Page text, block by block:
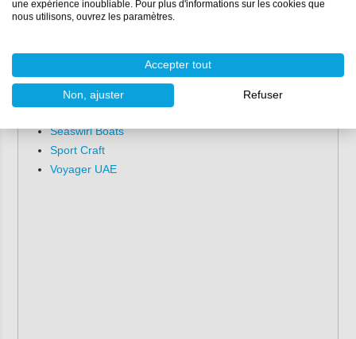
McKee Craft
Powerquest
Sea Pro Boats
Sealine
Seaswirl Boats
Sport Craft
Voyager UAE
une expérience inoubliable. Pour plus d'informations sur les cookies que
nous utilisons, ouvrez les paramètres.
Accepter tout
Non, ajuster Refuser